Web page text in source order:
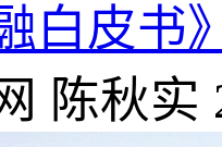
白皮书
陈秋实